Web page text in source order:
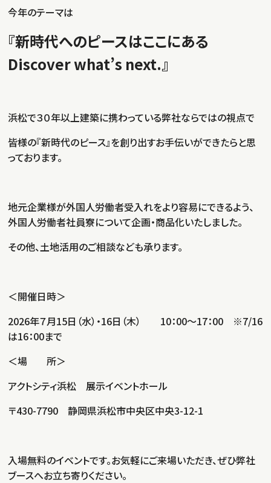
今年のテーマは
『新時代へのピースはここにある
Discover what’s next.』
浜松で３０年以上建築に携わっている弊社ならではの視点で
皆様の『新時代のピース』を創り出すお手伝いができたらと思
っております。
地元企業様が外国人労働者受入れをより容易にできるよう、
外国人労働者社員寮について企画・商品化いたしました。
その他、土地活用のご相談なども承ります。
＜開催日時＞
2026年７月15日（水）・16日（木） 10：00～17：00 ※7/16
は16：00まで
＜場 所＞
アクトシティ浜松 展示イベントホール
〒430-7790 静岡県浜松市中央区中央3-12-1
入場無料のイベントです。お気軽にご来場いただき、ぜひ弊社
ブースへお立ち寄りください。